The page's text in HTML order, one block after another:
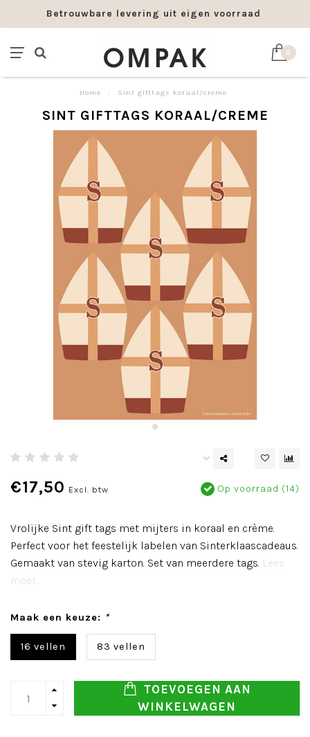
Betrouwbare levering uit eigen voorraad
0
Home Sint gifttags koraal/creme
SINT GIFTTAGS KORAAL/CREME
€17,50 Excl. btw Op voorraad (14)
Vrolijke Sint gift tags met mijters in koraal en crème.
Perfect voor het feestelijk labelen van Sinterklaascadeaus.
Gemaakt van stevig karton. Set van meerdere tags. Lees
meer..
Maak een keuze: *
16 vellen 83 vellen
TOEVOEGEN AAN
WINKELWAGEN